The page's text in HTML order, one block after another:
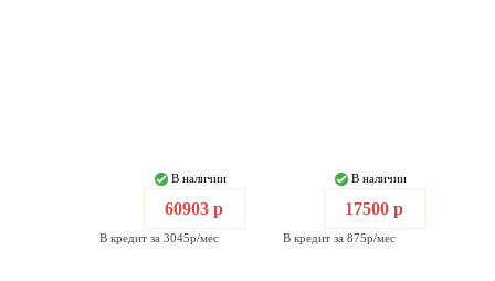
В наличии
60903 р
В кредит за 3045р/мес
В наличии
17500 р
В кредит за 875р/мес